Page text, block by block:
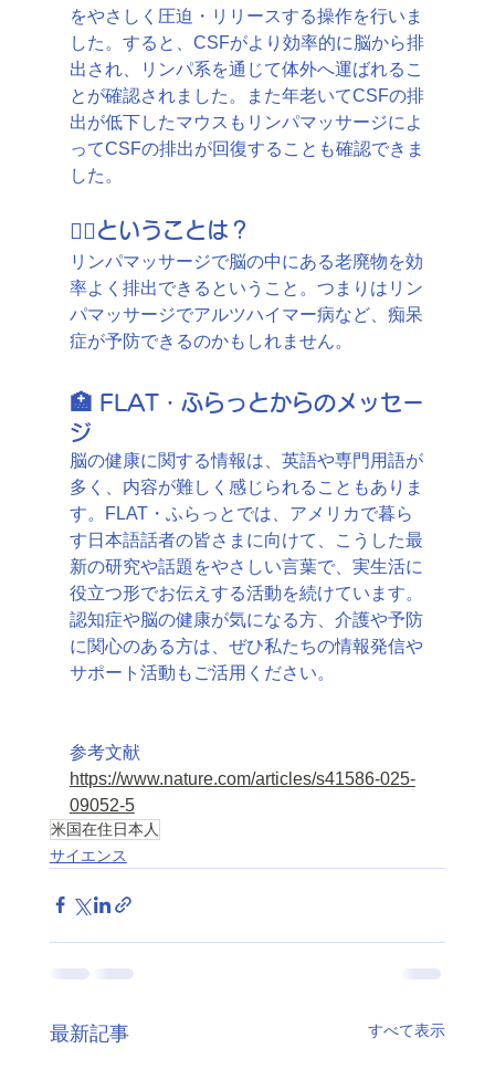
をやさしく圧迫・リリースする操作を行いま
した。すると、CSFがより効率的に脳から排
出され、リンパ系を通じて体外へ運ばれるこ
とが確認されました。また年老いてCSFの排
出が低下したマウスもリンパマッサージによ
ってCSFの排出が回復することも確認できま
した。
💆‍♀️ということは？
リンパマッサージで脳の中にある老廃物を効
率よく排出できるということ。つまりはリン
パマッサージでアルツハイマー病など、痴呆
症が予防できるのかもしれません。
🏥 FLAT・ふらっとからのメッセー
ジ
脳の健康に関する情報は、英語や専門用語が
多く、内容が難しく感じられることもありま
す。FLAT・ふらっとでは、アメリカで暮ら
す日本語話者の皆さまに向けて、こうした最
新の研究や話題をやさしい言葉で、実生活に
役立つ形でお伝えする活動を続けています。
認知症や脳の健康が気になる方、介護や予防
に関心のある方は、ぜひ私たちの情報発信や
サポート活動もご活用ください。
参考文献
https://www.nature.com/articles/s41586-025-
09052-5
米国在住日本人
サイエンス
最新記事 すべて表示